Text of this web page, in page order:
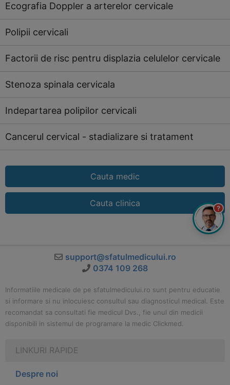
Ecografia Doppler a arterelor cervicale
Polipii cervicali
Factorii de risc pentru displazia celulelor cervicale
Stenoza spinala cervicala
Indepartarea polipilor cervicali
Cancerul cervical - stadializare si tratament
Cauta medic
Cauta clinica
support@sfatulmedicului.ro
0374 109 268
Informatiile medicale de pe sfatulmedicului.ro sunt pentru educatie
si informare si nu inlocuiesc consultul sau diagnosticul medical. Este
recomandat sa consultati fie medicul Dvs., fie unul din medicii
disponibili in sistemul de programare la medic Clickmed.
LINKURI RAPIDE
Despre noi
?